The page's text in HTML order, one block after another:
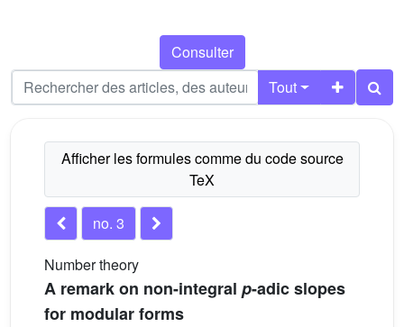
Consulter
Tout
no. 3
Number theory
A remark on non-integral p-adic slopes
for modular forms